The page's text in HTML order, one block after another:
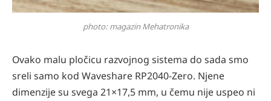
photo: magazin Mehatronika
Ovako malu pločicu razvojnog sistema do sada smo
sreli samo kod Waveshare RP2040-Zero. Njene
dimenzije su svega 21×17,5 mm, u čemu nije uspeo ni